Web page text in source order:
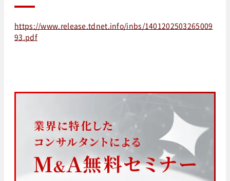
https://www.release.tdnet.info/inbs/1401202503265009
93.pdf